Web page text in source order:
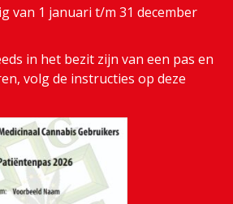
van 1 januari t/m 31 december
in het bezit zijn van een pas en
volg de instructies op deze